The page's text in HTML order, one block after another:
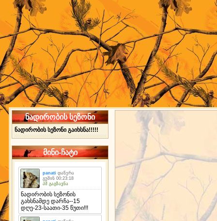
ნადირობის სეზონი
ნადირობის სეზონი გაიხსნა!!!!!
მინი-ჩატი